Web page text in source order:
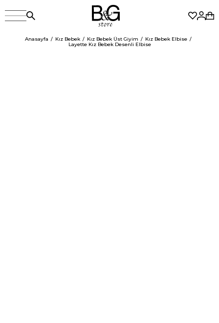
Anasayfa Kız Bebek Kız Bebek Üst Giyim
Kız Bebek Elbise
Layette Kız Bebek Desenli Elbise